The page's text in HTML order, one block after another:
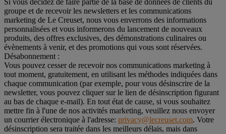
groupe et de recevoir les newsletters et les communications
marketing de Le Creuset, nous vous enverrons des informations
personnalisées et vous informerons du lancement de nouveaux
produits, des offres exclusives, des démonstrations culinaires ou
évènements à venir, et des promotions qui vous sont réservées.
Désabonnement :
Vous pouvez cesser de recevoir nos communications marketing à
tout moment, gratuitement, en utilisant les méthodes indiquées dans
chaque communication (par exemple, pour vous désinscrire de la
newsletter, vous pouvez cliquer sur le lien de désinscription figurant
au bas de chaque e-mail). En tout état de cause, si vous souhaitez
mettre fin à l'une de nos activités marketing, veuillez nous envoyer
un courrier électronique à l'adresse: privacy@lecreuset.com. Votre
désinscription sera traitée dans les meilleurs délais, mais dans